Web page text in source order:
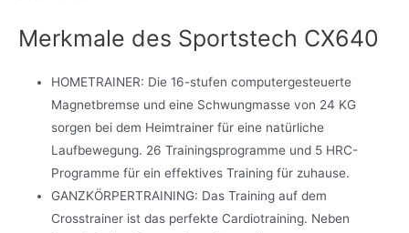
Merkmale des Sportstech CX640
HOMETRAINER: Die 16-stufen computergesteuerte
Magnetbremse und eine Schwungmasse von 24 KG
sorgen bei dem Heimtrainer für eine natürliche
Laufbewegung. 26 Trainingsprogramme und 5 HRC-
Programme für ein effektives Training für zuhause.
GANZKÖRPERTRAINING: Das Training auf dem
Crosstrainer ist das perfekte Cardiotraining. Neben